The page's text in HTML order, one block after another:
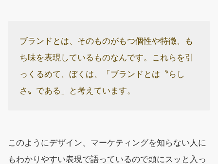
ブランドとは、そのものがもつ個性や特徴、も
ち味を表現しているものなんです。これらを引
っくるめて、ぼくは、「ブランドとは〝らし
さ〟である」と考えています。
このようにデザイン、マーケティングを知らない人に
もわかりやすい表現で語っているので頭にスッと入っ